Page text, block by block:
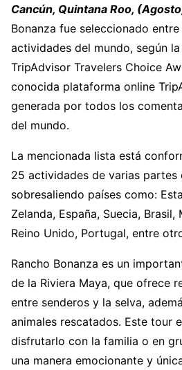
Cancún, Quintana Roo,
Bonanza fue seleccionado
actividades del mundo, según
TripAdvisor Travelers Choice
conocida plataforma online
generada por todos los
del mundo.
La mencionada lista está
25 actividades de varias partes
sobresaliendo países como:
Zelanda, España, Suecia,
Reino Unido, Portugal, entre
Rancho Bonanza es un
de la Riviera Maya, que ofrece
entre senderos y la selva,
animales rescatados. Este tour
disfrutarlo con la familia o en
una manera emocionante y